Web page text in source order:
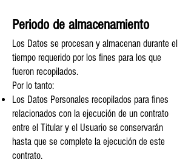
Periodo de almacenamiento
Los Datos se procesan y almacenan durante el
tiempo requerido por los fines para los que
fueron recopilados.
Por lo tanto:
Los Datos Personales recopilados para fines
relacionados con la ejecución de un contrato
entre el Titular y el Usuario se conservarán
hasta que se complete la ejecución de este
contrato.